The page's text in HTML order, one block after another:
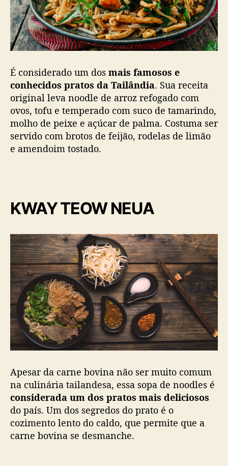
É considerado um dos mais famosos e
conhecidos pratos da Tailândia. Sua receita
original leva noodle de arroz refogado com
ovos, tofu e temperado com suco de tamarindo,
molho de peixe e açúcar de palma. Costuma ser
servido com brotos de feijão, rodelas de limão
e amendoim tostado.
KWAY TEOW NEUA
Apesar da carne bovina não ser muito comum
na culinária tailandesa, essa sopa de noodles é
considerada um dos pratos mais deliciosos
do país. Um dos segredos do prato é o
cozimento lento do caldo, que permite que a
carne bovina se desmanche.